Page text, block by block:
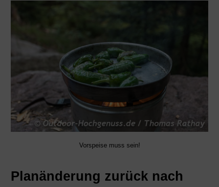
Vorspeise muss sein!
Planänderung zurück nach